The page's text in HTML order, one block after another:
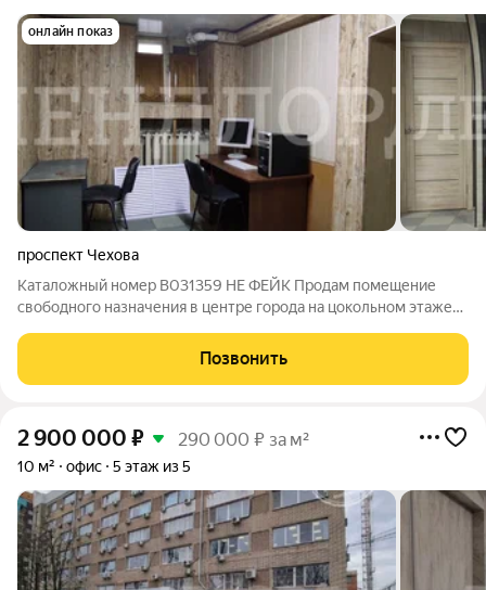
онлайн показ
проспект Чехова
Каталожный номер B031359 НЕ ФЕЙК Продам помещение
свободного назначения в центре города на цокольном этаже
Возможность парковки, хорошая транспортная доступность.
Рядом остановки
Позвонить
2 900 000 ₽ 290 000 ₽ за м²
10 м² офис 5 этаж из 5